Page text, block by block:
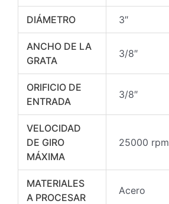
DIÁMETRO 3″
ANCHO DE LA
GRATA
3/8″
ORIFICIO DE
ENTRADA
3/8″
VELOCIDAD
DE GIRO
MÁXIMA
25000 rpm
MATERIALES
A PROCESAR
Acero